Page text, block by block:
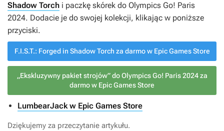
Shadow Torch i paczkę skórek do Olympics Go! Paris
2024. Dodacie je do swojej kolekcji, klikając w poniższe
przyciski.
F.I.S.T.: Forged in Shadow Torch za darmo w Epic Games Store
„Ekskluzywny pakiet strojów” do Olympics Go! Paris 2024 za
darmo w Epic Games Store
LumbearJack w Epic Games Store
Dziękujemy za przeczytanie artykułu.